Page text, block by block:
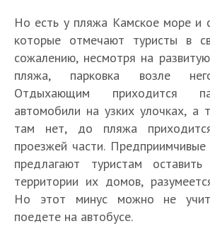
Но есть у пляжа Камское море и
которые отмечают туристы в
сожалению, несмотря на
пляжа, парковка возле
Отдыхающим приходится
автомобили на узких улочках, а
там нет, до пляжа
проезжей части.
предлагают туристам
территории их домов,
Но этот минус можно не
поедете на автобусе.